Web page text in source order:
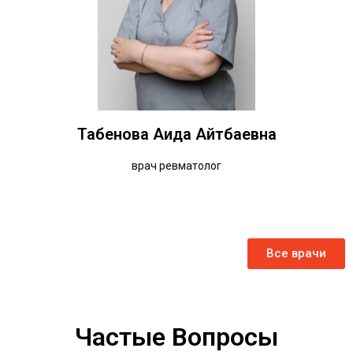
Табенова Аида Айтбаевна
врач ревматолог
Все врачи
Частые Вопросы